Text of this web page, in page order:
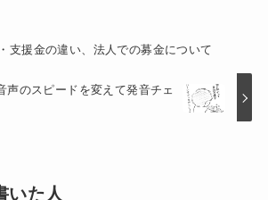
支援金の違い、法人での募金について
声のスピードを変えて発音チェ
いた人